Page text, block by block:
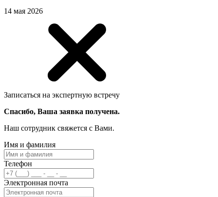
14 мая 2026
Записаться на экспертную встречу
Спасибо, Ваша заявка получена.
Наш сотрудник свяжется с Вами.
Имя и фамилия
Телефон
Электронная почта